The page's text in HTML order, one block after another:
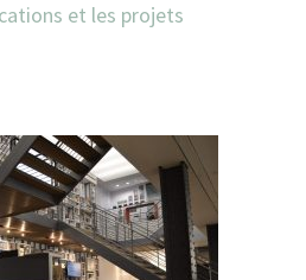
et les projets